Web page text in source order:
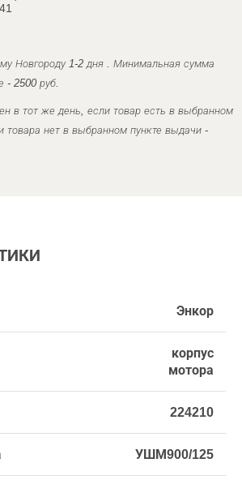
Новгороду 1-2 дня . Минимальная сумма
- 2500 руб.
в тот же день, если товар есть в выбранном
товара нет в выбранном пункте выдачи -
Энкор
корпус
мотора
224210
УШМ900/125